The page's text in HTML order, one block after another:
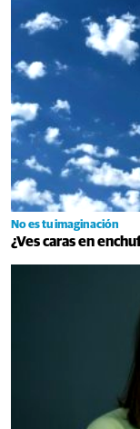
No es tu imaginación
¿Ves caras en